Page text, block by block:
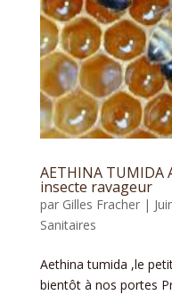
AETHINA TUMIDA
insecte ravageur
par Gilles Fracher|
Sanitaires
Aethina tumida ,le
bientôt à nos portes